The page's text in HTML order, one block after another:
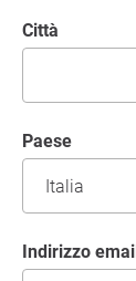
Città
Paese
Indirizzo email